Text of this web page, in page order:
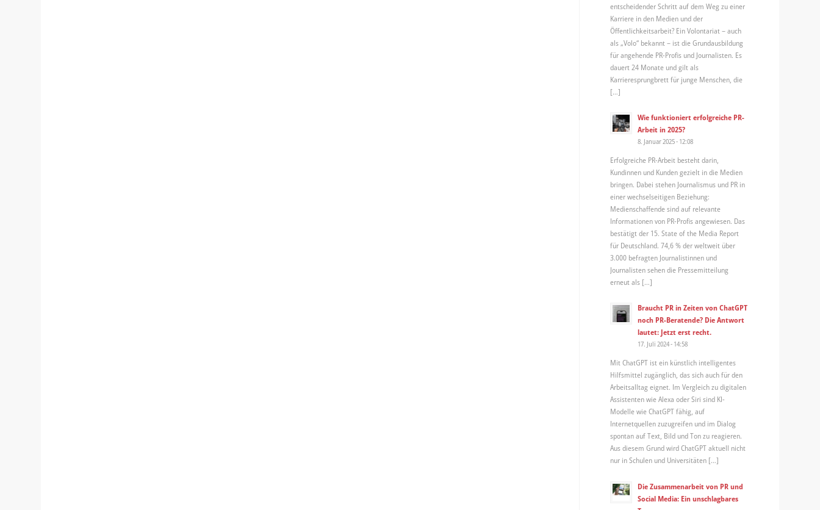
entscheidender Schritt auf dem Weg zu einer
Karriere in den Medien und der
Öffentlichkeitsarbeit? Ein Volontariat – auch
als „Volo“ bekannt – ist die Grundausbildung
für angehende PR-Profis und Journalisten. Es
dauert 24 Monate und gilt als
Karrieresprungbrett für junge Menschen, die
[…]
Wie funktioniert erfolgreiche PR-
Arbeit in 2025?
8. Januar 2025 - 12:08
Erfolgreiche PR-Arbeit besteht darin,
Kundinnen und Kunden gezielt in die Medien
bringen. Dabei stehen Journalismus und PR in
einer wechselseitigen Beziehung:
Medienschaffende sind auf relevante
Informationen von PR-Profis angewiesen. Das
bestätigt der 15. State of the Media Report
für Deutschland. 74,6 % der weltweit über
3.000 befragten Journalistinnen und
Journalisten sehen die Pressemitteilung
erneut als […]
Braucht PR in Zeiten von ChatGPT
noch PR-Beratende? Die Antwort
lautet: Jetzt erst recht.
17. Juli 2024 - 14:58
Mit ChatGPT ist ein künstlich intelligentes
Hilfsmittel zugänglich, das sich auch für den
Arbeitsalltag eignet. Im Vergleich zu digitalen
Assistenten wie Alexa oder Siri sind KI-
Modelle wie ChatGPT fähig, auf
Internetquellen zuzugreifen und im Dialog
spontan auf Text, Bild und Ton zu reagieren.
Aus diesem Grund wird ChatGPT aktuell nicht
nur in Schulen und Universitäten […]
Die Zusammenarbeit von PR und
Social Media: Ein unschlagbares